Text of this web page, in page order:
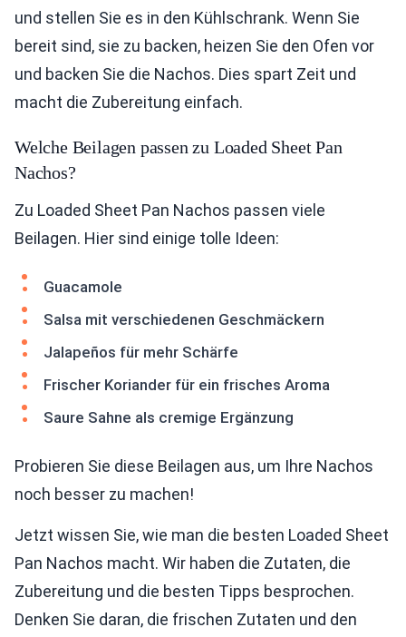
und stellen Sie es in den Kühlschrank. Wenn Sie
bereit sind, sie zu backen, heizen Sie den Ofen vor
und backen Sie die Nachos. Dies spart Zeit und
macht die Zubereitung einfach.
Welche Beilagen passen zu Loaded Sheet Pan
Nachos?
Zu Loaded Sheet Pan Nachos passen viele
Beilagen. Hier sind einige tolle Ideen:
Guacamole
Salsa mit verschiedenen Geschmäckern
Jalapeños für mehr Schärfe
Frischer Koriander für ein frisches Aroma
Saure Sahne als cremige Ergänzung
Probieren Sie diese Beilagen aus, um Ihre Nachos
noch besser zu machen!
Jetzt wissen Sie, wie man die besten Loaded Sheet
Pan Nachos macht. Wir haben die Zutaten, die
Zubereitung und die besten Tipps besprochen.
Denken Sie daran, die frischen Zutaten und den